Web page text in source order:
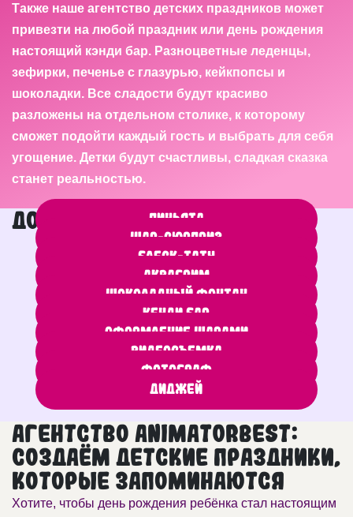
Также наше агентство детских праздников может
привезти на любой праздник или день рождения
настоящий кэнди бар. Разноцветные леденцы,
зефирки, печенье с глазурью, кейкпопсы и
шоколадки. Все сладости будут красиво
разложены на отдельном столике, к которому
сможет подойти каждый гость и выбрать для себя
угощение. Детки будут счастливы, сладкая сказка
станет реальностью.
Дополнительные услуги
Пиньята
Шар-сюрприз
Блеск-тату
Аквагрим
Шоколадный фонтан
Кенди бар
Оформление шарами
Видеосъемка
Фотограф
Диджей
Агентство AnimatorBest:
создаём детские праздники,
которые запоминаются
Хотите, чтобы день рождения ребёнка стал настоящим